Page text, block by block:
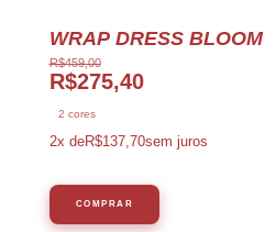
WRAP DRESS BLOOM
R$459,00
R$275,40
2 cores
2x deR$137,70sem juros
COMPRAR